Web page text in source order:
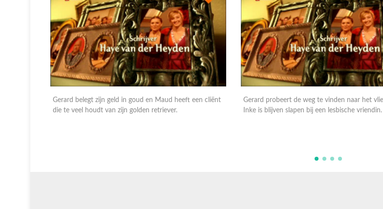
Gerard belegt zijn geld in goud en Maud heeft een cliënt
die te veel houdt van zijn golden retriever.
Gerard probeert de weg te vinden naar het
Inke is blijven slapen bij een lesbische vriendin.